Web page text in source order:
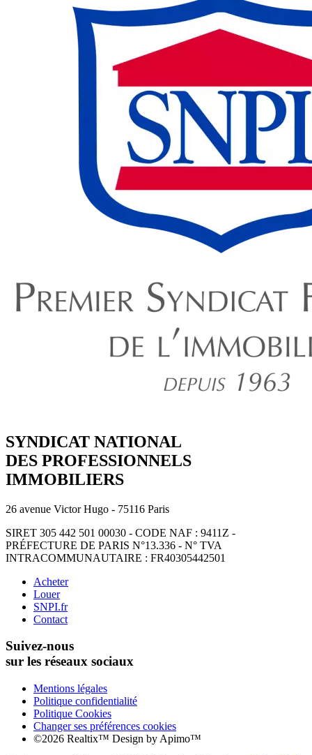
SYNDICAT NATIONAL
DES PROFESSIONNELS
IMMOBILIERS
26 avenue Victor Hugo - 75116 Paris
SIRET 305 442 501 00030 - CODE NAF : 9411Z -
PRÉFECTURE DE PARIS N°13.336 - N° TVA
INTRACOMMUNAUTAIRE : FR40305442501
Acheter
Louer
SNPI.fr
Contact
Suivez-nous
sur les réseaux sociaux
Mentions légales
Politique confidentialité
Politique Cookies
Changer ses préférences cookies
©2026 Realtix™ Design by Apimo™